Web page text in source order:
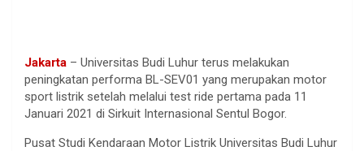
Jakarta – Universitas Budi Luhur terus melakukan
peningkatan performa BL-SEV01 yang merupakan motor
sport listrik setelah melalui test ride pertama pada 11
Januari 2021 di Sirkuit Internasional Sentul Bogor.
Pusat Studi Kendaraan Motor Listrik Universitas Budi Luhur